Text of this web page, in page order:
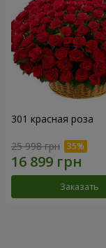
301 красная роза
25 998 грн
Заказать